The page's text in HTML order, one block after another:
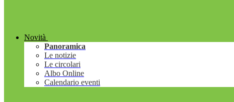
Novità
Panoramica
Le notizie
Le circolari
Albo Online
Calendario eventi